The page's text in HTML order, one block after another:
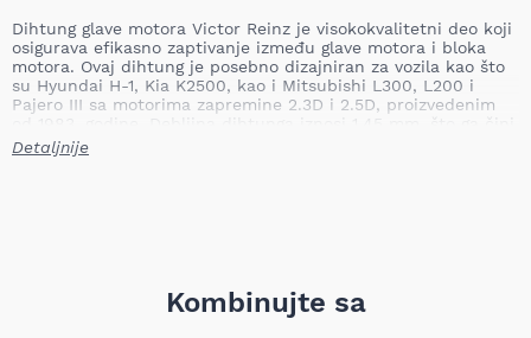
Dihtung glave motora Victor Reinz je visokokvalitetni deo koji
osigurava efikasno zaptivanje između glave motora i bloka
motora. Ovaj dihtung je posebno dizajniran za vozila kao što
su Hyundai H-1, Kia K2500, kao i Mitsubishi L300, L200 i
Pajero III sa motorima zapremine 2.3D i 2.5D, proizvedenim
idealnim rešenjem za očuvanje optimalnih performansi
motora.
Ovaj dihtung glave motora pruža pouzdano zaptivanje i
Detaljnije
Kombinujte sa